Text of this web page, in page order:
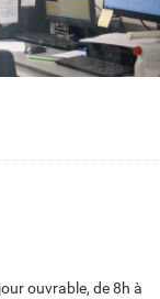
ouvrable, de 8h à